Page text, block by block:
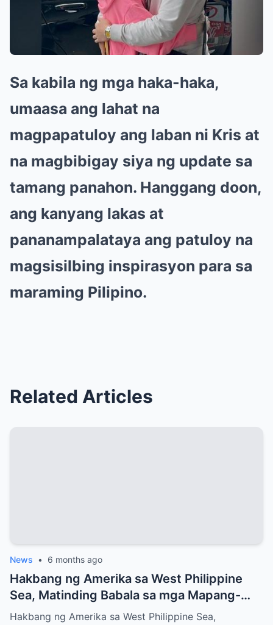
Sa kabila ng mga haka-haka,
umaasa ang lahat na
magpapatuloy ang laban ni Kris at
na magbibigay siya ng update sa
tamang panahon. Hanggang doon,
ang kanyang lakas at
pananampalataya ang patuloy na
magsisilbing inspirasyon para sa
maraming Pilipino.
Related Articles
News • 6 months ago
Hakbang ng Amerika sa West Philippine
Sea, Matinding Babala sa mga Mapang-
Ahas?
Hakbang ng Amerika sa West Philippine Sea,